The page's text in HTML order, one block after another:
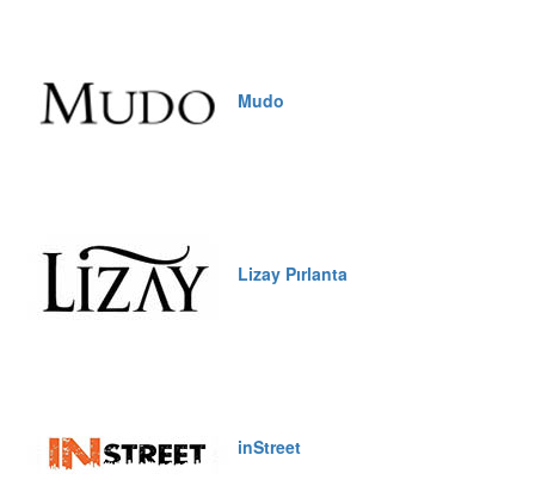
Mudo
Lizay Pırlanta
inStreet